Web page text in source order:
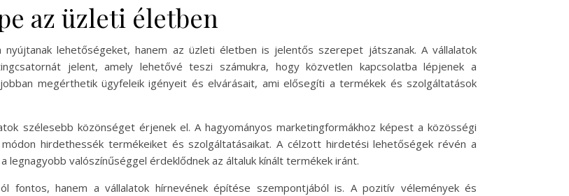
az üzleti életben
nyújtanak lehetőségeket, hanem az üzleti életben is jelentős szerepet játszanak. A vállalatok
jelent, amely lehetővé teszi számukra, hogy közvetlen kapcsolatba lépjenek a
megérthetik ügyfeleik igényeit és elvárásait, ami elősegíti a termékek és szolgáltatások
szélesebb közönséget érjenek el. A hagyományos marketingformákhoz képest a közösségi
hirdethessék termékeiket és szolgáltatásaikat. A célzott hirdetési lehetőségek révén a
legnagyobb valószínűséggel érdeklődnek az általuk kínált termékek iránt.
fontos, hanem a vállalatok hírnevének építése szempontjából is. A pozitív vélemények és